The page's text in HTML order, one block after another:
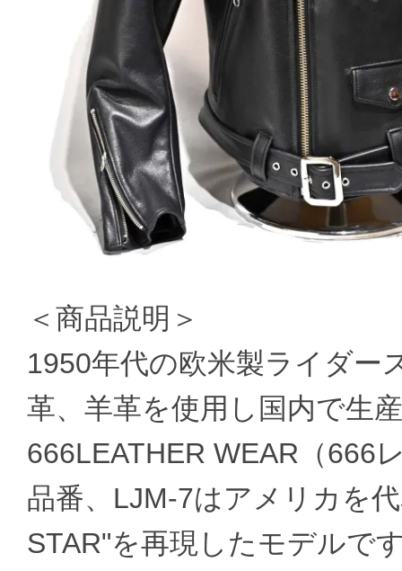
＜商品説明＞
1950年代の欧米製ライダー
革、羊革を使用し国内で生
666LEATHER WEAR（666
品番、LJM-7はアメリカを
STAR"を再現したモデルで